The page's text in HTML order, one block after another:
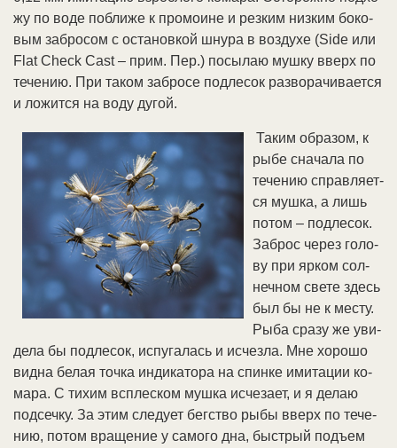
жу по во­де по­бли­же к про­мои­не и рез­ким низ­ким бо­ко­
вым за­бро­сом c ос­та­нов­кой шну­ра в воз­ду­хе (Side или
Flat Check Cast – прим. Пер.) по­сы­лаю муш­ку вверх по
те­че­нию. При та­ком за­бро­се под­ле­сок раз­во­ра­чи­ва­ет­ся
и ло­жит­ся на во­ду ду­гой.
Та­ким об­ра­зом, к
ры­бе сна­ча­ла по
те­че­нию справ­ля­ет­
ся муш­ка, а лишь
по­том – под­ле­сок.
За­брос че­рез го­ло­
ву при яр­ком сол­
неч­ном све­те здесь
был бы не к мес­ту.
Ры­ба сра­зу же уви­
де­ла бы под­ле­сок, ис­пу­га­лась и ис­чез­ла. Мне хо­ро­шо
вид­на бе­лая точ­ка ин­ди­ка­то­ра на спин­ке ими­та­ции ко­
ма­ра. С ти­хим вспле­ском муш­ка ис­че­за­ет, и я де­лаю
под­сеч­ку. За этим сле­ду­ет бег­ст­во ры­бы вверх по те­че­
нию, по­том вра­ще­ние у са­мо­го дна, бы­ст­рый подъ­ем